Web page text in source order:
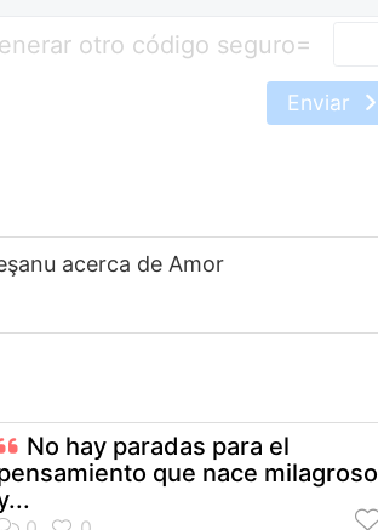
=
Enviar
acerca de Amor
No hay paradas para el
que nace milagroso